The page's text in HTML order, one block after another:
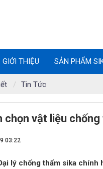
GIỚI THIỆU SẢN PHẨM
Tin Tức
chọn vật liệu
03:22
lý chống thấm sika chính